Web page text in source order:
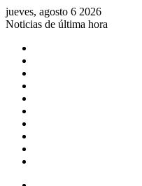
jueves, agosto 6 2026
Noticias de última hora